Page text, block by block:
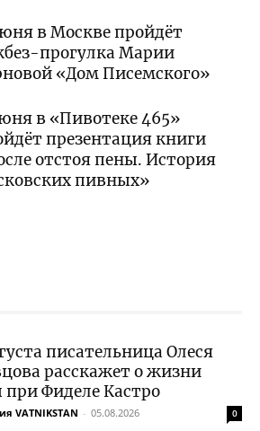
в Москве пройдёт
прогулка Марии
«Дом Писемского»
в «Пивотеке 465»
презентация книги
отстоя пены. История
пивных»
писательница Олеся
расскажет о жизни
при Фиделе Кастро
VATNIKSTAN - 05.08.2026 0